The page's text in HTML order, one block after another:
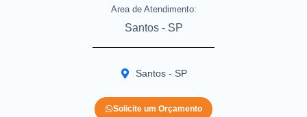
Area de Atendimento:
Santos - SP
Santos - SP
Solicite um Orçamento